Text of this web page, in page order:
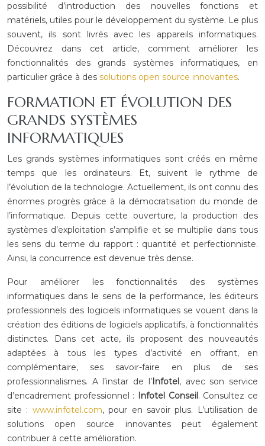
possibilité d’introduction des nouvelles fonctions et
matériels, utiles pour le développement du système. Le plus
souvent, ils sont livrés avec les appareils informatiques.
Découvrez dans cet article, comment améliorer les
fonctionnalités des grands systèmes informatiques, en
particulier grâce à des solutions open source innovantes.
FORMATION ET ÉVOLUTION DES
GRANDS SYSTÈMES
INFORMATIQUES
Les grands systèmes informatiques sont créés en même
temps que les ordinateurs. Et, suivent le rythme de
l’évolution de la technologie. Actuellement, ils ont connu des
énormes progrès grâce à la démocratisation du monde de
l’informatique. Depuis cette ouverture, la production des
systèmes d’exploitation s’amplifie et se multiplie dans tous
les sens du terme du rapport : quantité et perfectionniste.
Ainsi, la concurrence est devenue très dense.
Pour améliorer les fonctionnalités des systèmes
informatiques dans le sens de la performance, les éditeurs
professionnels des logiciels informatiques se vouent dans la
création des éditions de logiciels applicatifs, à fonctionnalités
distinctes. Dans cet acte, ils proposent des nouveautés
adaptées à tous les types d’activité en offrant, en
complémentaire, ses savoir-faire en plus de ses
professionnalismes. A l’instar de l’Infotel, avec son service
d’encadrement professionnel : Infotel Conseil. Consultez ce
site : www.infotel.com, pour en savoir plus. L’utilisation de
solutions open source innovantes peut également
contribuer à cette amélioration.